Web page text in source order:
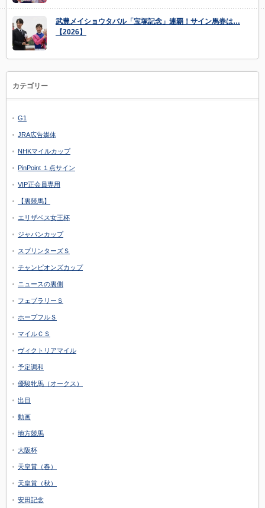
武豊メイショウタバル「宝塚記念」連覇！サイン馬券は…
【2026】
カテゴリー
G1
JRA広告媒体
NHKマイルカップ
PinPoint １点サイン
VIP正会員専用
【裏競馬】
エリザベス女王杯
ジャパンカップ
スプリンターズＳ
チャンピオンズカップ
ニュースの裏側
フェブラリーＳ
ホープフルＳ
マイルＣＳ
ヴィクトリアマイル
予定調和
優駿牝馬（オークス）
出目
動画
地方競馬
大阪杯
天皇賞（春）
天皇賞（秋）
安田記念